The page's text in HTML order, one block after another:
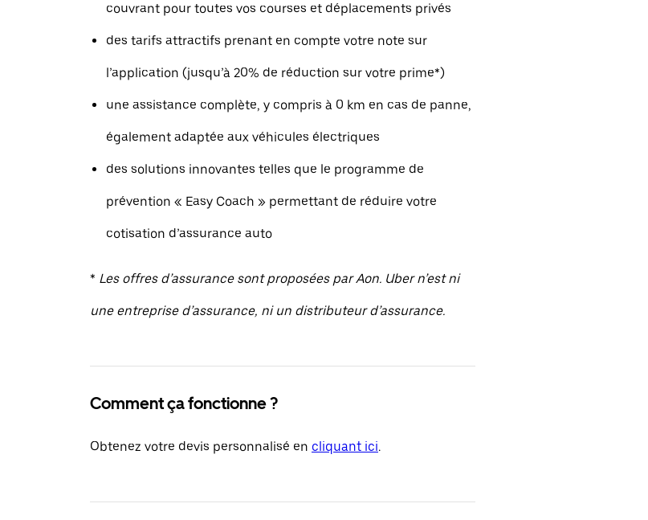
couvrant pour toutes vos courses et déplacements privés
des tarifs attractifs prenant en compte votre note sur
l’application (jusqu’à 20% de réduction sur votre prime*)
une assistance complète, y compris à 0 km en cas de panne,
également adaptée aux véhicules électriques
des solutions innovantes telles que le programme de
prévention « Easy Coach » permettant de réduire votre
cotisation d’assurance auto
* Les offres d’assurance sont proposées par Aon. Uber n’est ni
une entreprise d’assurance, ni un distributeur d’assurance.
Comment ça fonctionne ?
Obtenez votre devis personnalisé en cliquant ici.